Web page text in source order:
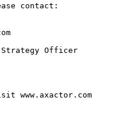
contact:
Strategy Officer
www.axactor.com